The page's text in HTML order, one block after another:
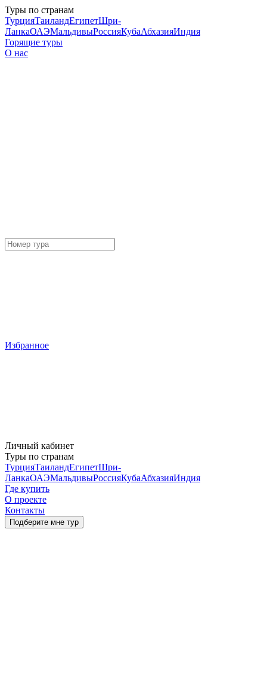
Туры по странам
ТурцияТаиландЕгипетШри-
ЛанкаОАЭМальдивыРоссияКубаАбхазияИндия
Горящие туры
О нас
Избранное
Личный кабинет
Туры по странам
ТурцияТаиландЕгипетШри-
ЛанкаОАЭМальдивыРоссияКубаАбхазияИндия
Где купить
О проекте
Контакты
Подберите мне тур